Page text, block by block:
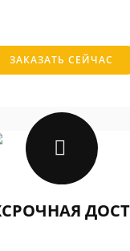
ЗАКАЗАТЬ СЕЙЧАС